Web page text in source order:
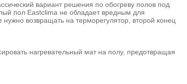
вариант решения по обогреву полов под
пол Eastclima не обладает вредным для
возвращать на терморегулятор, второй конец
нагревательный мат на полу, предотвращая